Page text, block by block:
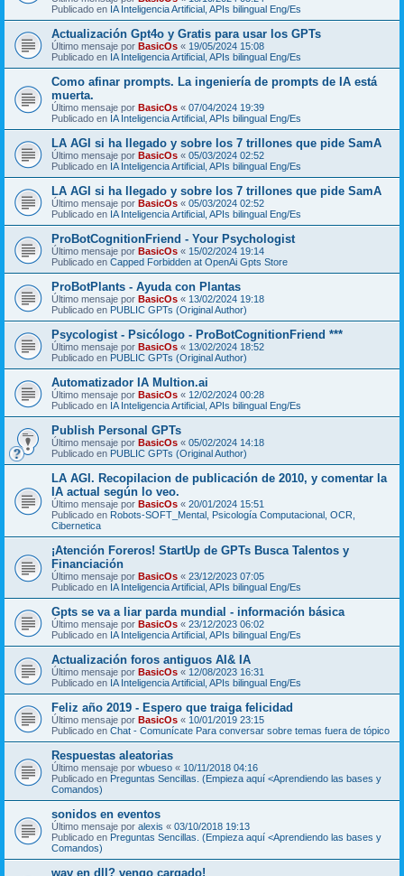
Publicado en IA Inteligencia Artificial, APIs bilingual Eng/Es
Actualización Gpt4o y Gratis para usar los GPTs
Último mensaje por BasicOs « 19/05/2024 15:08
Publicado en IA Inteligencia Artificial, APIs bilingual Eng/Es
Como afinar prompts. La ingeniería de prompts de IA está
muerta.
Último mensaje por BasicOs « 07/04/2024 19:39
Publicado en IA Inteligencia Artificial, APIs bilingual Eng/Es
LA AGI si ha llegado y sobre los 7 trillones que pide SamA
Último mensaje por BasicOs « 05/03/2024 02:52
Publicado en IA Inteligencia Artificial, APIs bilingual Eng/Es
LA AGI si ha llegado y sobre los 7 trillones que pide SamA
Último mensaje por BasicOs « 05/03/2024 02:52
Publicado en IA Inteligencia Artificial, APIs bilingual Eng/Es
ProBotCognitionFriend - Your Psychologist
Último mensaje por BasicOs « 15/02/2024 19:14
Publicado en Capped Forbidden at OpenAi Gpts Store
ProBotPlants - Ayuda con Plantas
Último mensaje por BasicOs « 13/02/2024 19:18
Publicado en PUBLIC GPTs (Original Author)
Psycologist - Psicólogo - ProBotCognitionFriend ***
Último mensaje por BasicOs « 13/02/2024 18:52
Publicado en PUBLIC GPTs (Original Author)
Automatizador IA Multion.ai
Último mensaje por BasicOs « 12/02/2024 00:28
Publicado en IA Inteligencia Artificial, APIs bilingual Eng/Es
Publish Personal GPTs
Último mensaje por BasicOs « 05/02/2024 14:18
Publicado en PUBLIC GPTs (Original Author)
LA AGI. Recopilacion de publicación de 2010, y comentar la
IA actual según lo veo.
Último mensaje por BasicOs « 20/01/2024 15:51
Publicado en Robots-SOFT_Mental, Psicología Computacional, OCR,
Cibernetica
¡Atención Foreros! StartUp de GPTs Busca Talentos y
Financiación
Último mensaje por BasicOs « 23/12/2023 07:05
Publicado en IA Inteligencia Artificial, APIs bilingual Eng/Es
Gpts se va a liar parda mundial - información básica
Último mensaje por BasicOs « 23/12/2023 06:02
Publicado en IA Inteligencia Artificial, APIs bilingual Eng/Es
Actualización foros antiguos AI& IA
Último mensaje por BasicOs « 12/08/2023 16:31
Publicado en IA Inteligencia Artificial, APIs bilingual Eng/Es
Feliz año 2019 - Espero que traiga felicidad
Último mensaje por BasicOs « 10/01/2019 23:15
Publicado en Chat - Comunícate Para conversar sobre temas fuera de tópico
Respuestas aleatorias
Último mensaje por wbueso « 10/11/2018 04:16
Publicado en Preguntas Sencillas. (Empieza aquí <Aprendiendo las bases y
Comandos)
sonidos en eventos
Último mensaje por alexis « 03/10/2018 19:13
Publicado en Preguntas Sencillas. (Empieza aquí <Aprendiendo las bases y
Comandos)
wav en dll? vengo cargado!